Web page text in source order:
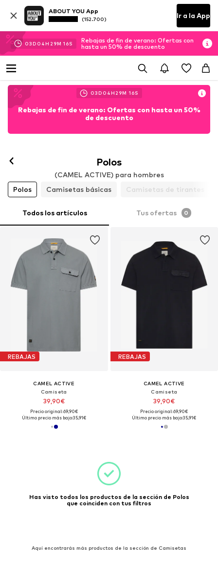
ABOUT YOU App
(152.700) Ir a la App
03D 04H 29M 15S
Rebajas de fin de verano: Ofertas con
hasta un 50% de descuento
03D 04H 29M 15S
Rebajas de fin de verano: Ofertas con hasta un 50%
de descuento
Polos
(CAMEL ACTIVE) para hombres
Polos
Camisetas básicas Camisetas de tirantes
Todos los artículos Tus ofertas 0
REBAJAS
CAMEL ACTIVE
Camiseta
39,90€
Precio original: 69,90€
Último precio más bajo:35,91€
REBAJAS
CAMEL ACTIVE
Camiseta
39,90€
Precio original: 69,90€
Último precio más bajo:35,91€
Has visto todos los productos de la sección de Polos
que coinciden con tus filtros
Aquí encontrarás más productos de la sección de Camisetas